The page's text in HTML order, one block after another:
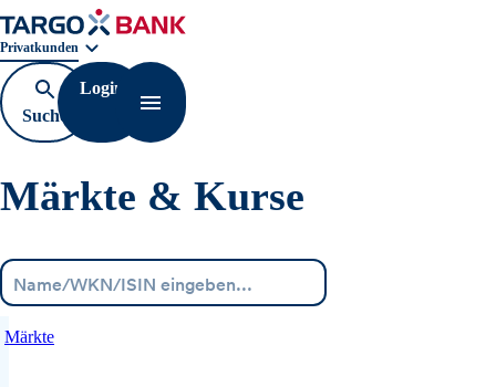
Geschäftsbereichnavigation. Aktuelle Auswahl:
Privatkunden
Suche
öffnen
Login
Navigation öffnen
Märkte & Kurse
Märkte